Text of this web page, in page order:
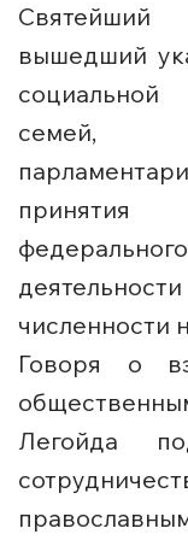
Святейший
вышедший
семей,
численности
Говоря о
Легойда